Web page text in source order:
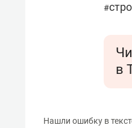
#
в
Нашли ошибку в